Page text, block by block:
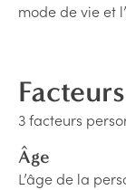
mode de vie et
3 facteurs
Âge
L’âge de la